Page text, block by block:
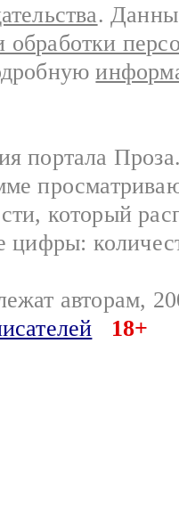
.
обработки
портала
который
цифры:
авторам,
18+